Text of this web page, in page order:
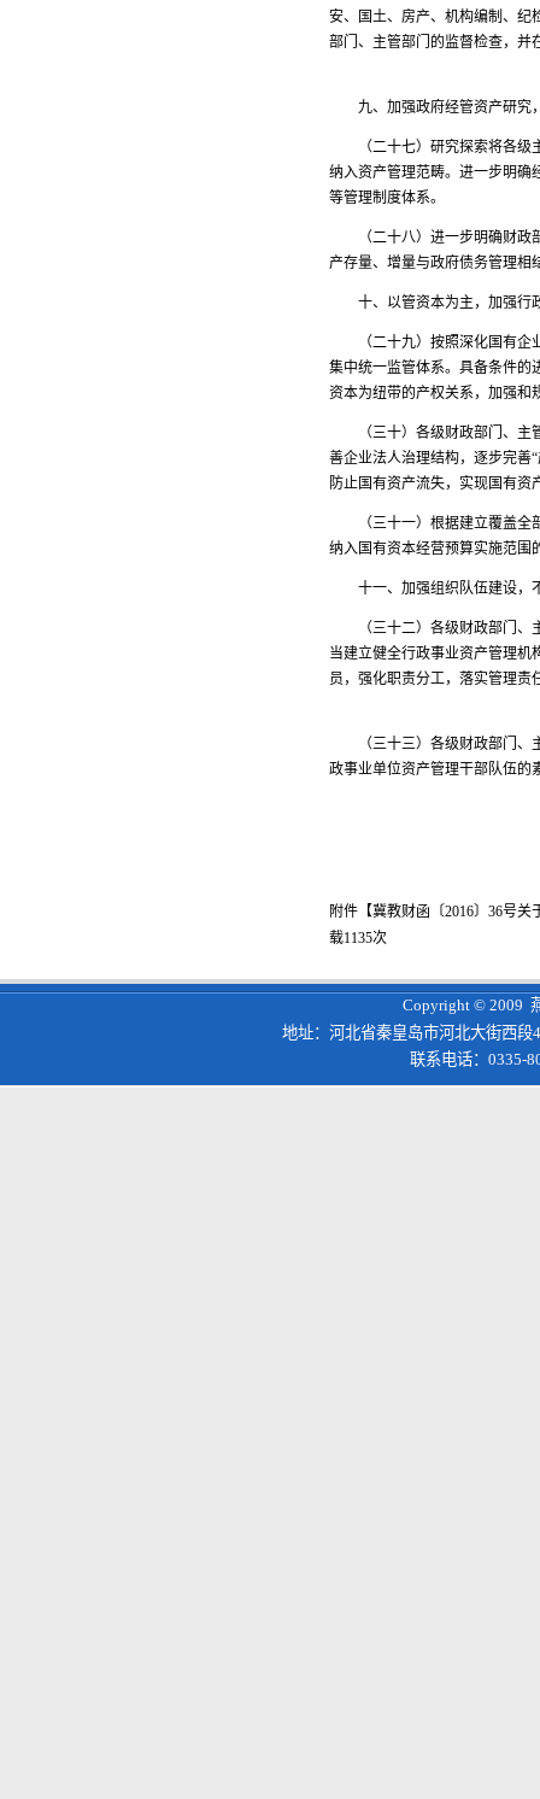
安、国土、房产、机构编制、纪
部门、主管部门的监督检查，并
九、加强政府经管资产研究
（二十七）研究探索将各级主
纳入资产管理范畴。进一步明确
等管理制度体系。
（二十八）进一步明确财政部
产存量、增量与政府债务管理
十、以管资本为主，加强行
（二十九）按照深化国有企业
集中统一监管体系。具备条件的
资本为纽带的产权关系，加强
（三十）各级财政部门、主管
善企业法人治理结构，逐步完善
防止国有资产流失，实现国有
（三十一）根据建立覆盖全部
纳入国有资本经营预算实施范
十一、加强组织队伍建设，
（三十二）各级财政部门、主
当建立健全行政事业资产管理机
员，强化职责分工，落实管理责
（三十三）各级财政部门、主
政事业单位资产管理干部队伍
附件【冀教财函〔2016〕36号
载1135次
Copyright © 2009
地址：河北省秦皇岛市河北大街西段
联系电话：